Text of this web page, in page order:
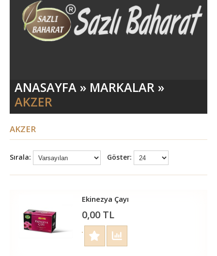
ANASAYFA » MARKALAR »
AKZER
AKZER
Sırala: Göster:
Ekinezya Çayı
0,00 TL